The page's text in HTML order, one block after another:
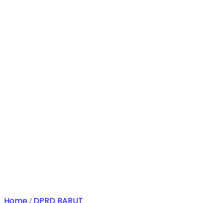
Home / DPRD BARUT